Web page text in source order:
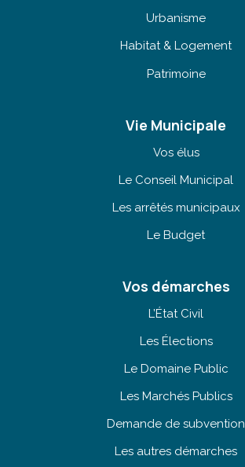
Urbanisme
Habitat & Logement
Patrimoine
Vie Municipale
Vos élus
Le Conseil Municipal
Les arrêtés municipaux
Le Budget
Vos démarches
L’État Civil
Les Élections
Le Domaine Public
Les Marchés Publics
Demande de subvention
Les autres démarches